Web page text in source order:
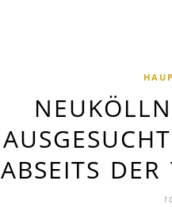
ABSEITS DER